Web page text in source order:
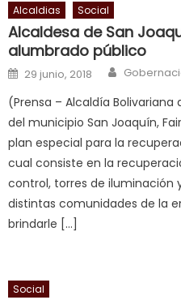
क
च
त
क
लग
आपक
पस
द,
sexy
bbw
milf
long
Alcaldias Social
Alcaldesa de San
alumbrado público
Posted on
29 junio, 2018 Author
(Prensa – Alcaldía Bolivariana
del municipio San Joaquín,
plan especial para la
cual consiste en la
control, torres de iluminación
distintas comunidades de la
brindarle […]
Social